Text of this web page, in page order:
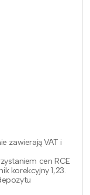
zawierają VAT i
cen RCE
korekcyjny 1,23.